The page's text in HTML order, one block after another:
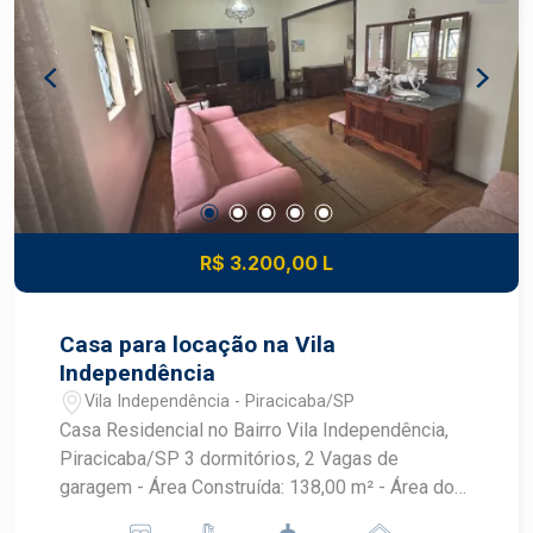
para projetos residenciais modernos Condomínio
valorizado e com infraestrutura completa Uma
oportunidade única para investir ou morar com
conforto e exclusividade.
R$ 3.200,00 L
Casa para locação na Vila
Independência
Vila Independência - Piracicaba/SP
Casa Residencial no Bairro Vila Independência,
Piracicaba/SP 3 dormitórios, 2 Vagas de
garagem - Área Construída: 138,00 m² - Área do